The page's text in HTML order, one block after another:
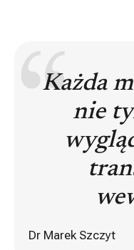
Każda
nie
Dr Marek Szczyt